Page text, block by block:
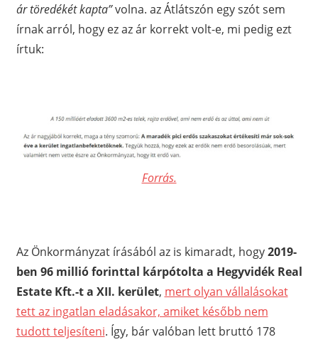
ár töredékét kapta”volna. az Átlátszón egy szót sem
írnak arról, hogy ez az ár korrekt volt-e, mi pedig ezt
írtuk:
Forrás.
Az Önkormányzat írásából az is kimaradt, hogy2019-
ben 96 millió forinttal kárpótolta a Hegyvidék Real
Estate Kft.-t a XII. kerület, mert olyan vállalásokat
tett az ingatlan eladásakor, amiket később nem
tudott teljesíteni. Így, bár valóban lett bruttó 178